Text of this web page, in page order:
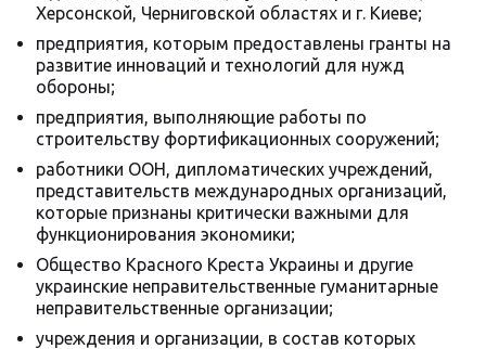
Херсонской, Черниговской областях и г. Киеве;
предприятия, которым предоставлены гранты на
развитие инноваций и технологий для нужд
обороны;
предприятия, выполняющие работы по
строительству фортификационных сооружений;
работники ООН, дипломатических учреждений,
представительств международных организаций,
которые признаны критически важными для
функционирования экономики;
Общество Красного Креста Украины и другие
украинские неправительственные гуманитарные
неправительственные организации;
учреждения и организации, в состав которых